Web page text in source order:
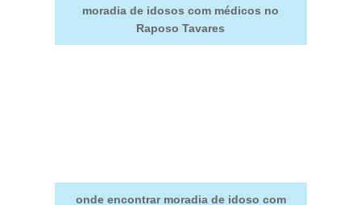
moradia de idosos com médicos no
Raposo Tavares
onde encontrar moradia de idoso com